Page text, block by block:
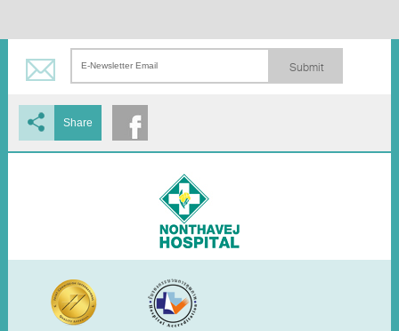
Submit
Share